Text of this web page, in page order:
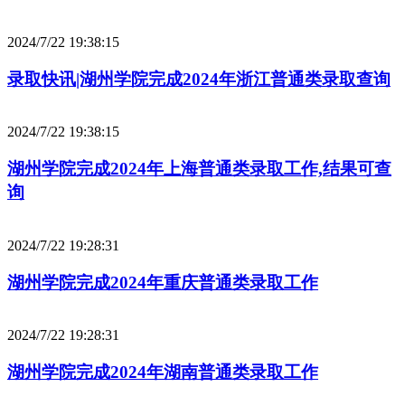
2024/7/22 19:38:15
录取快讯|湖州学院完成2024年浙江普通类录取查询
2024/7/22 19:38:15
湖州学院完成2024年上海普通类录取工作,结果可查
询
2024/7/22 19:28:31
湖州学院完成2024年重庆普通类录取工作
2024/7/22 19:28:31
湖州学院完成2024年湖南普通类录取工作